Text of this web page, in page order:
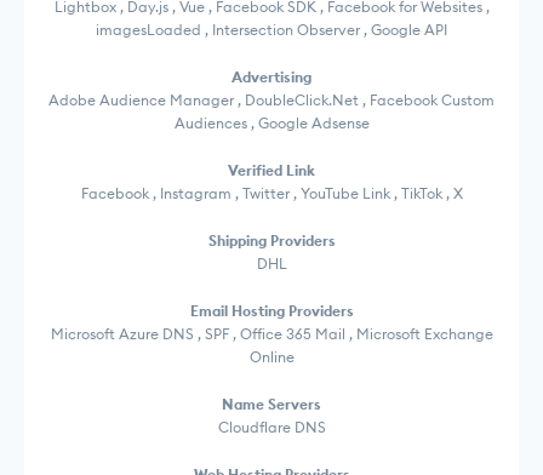
Lightbox , Day.js , Vue , Facebook SDK , Facebook for Websites ,
imagesLoaded , Intersection Observer , Google API
Advertising
Adobe Audience Manager , DoubleClick.Net , Facebook Custom
Audiences , Google Adsense
Verified Link
Facebook , Instagram , Twitter , YouTube Link , TikTok , X
Shipping Providers
DHL
Email Hosting Providers
Microsoft Azure DNS , SPF , Office 365 Mail , Microsoft Exchange
Online
Name Servers
Cloudflare DNS